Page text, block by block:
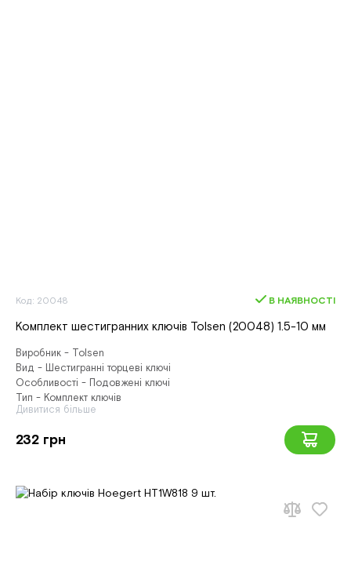
Код: 20048 В НАЯВНОСТІ
Комплект шестигранних ключів Tolsen (20048) 1.5-10 мм
Виробник - Tolsen
Вид - Шестигранні торцеві ключі
Особливості - Подовжені ключі
Тип - Комплект ключів
Дивитися більше
232 грн